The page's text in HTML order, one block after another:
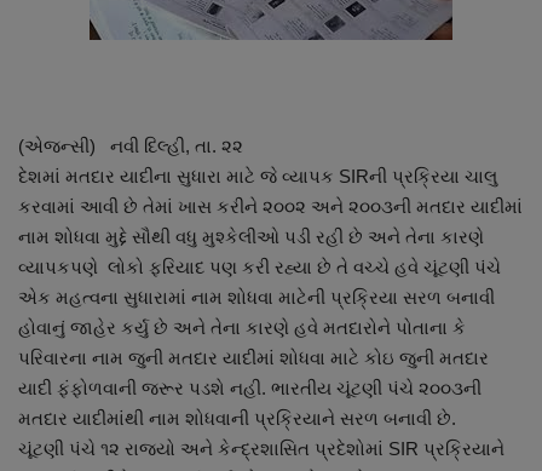
About Author
Dipotsav Special
આંતરરાષ્ટ્રીય
રાષ્ટ્રીય
ગુજરાત
જુનાગઢ
Support US
(એજન્સી) નવી દિલ્હી, તા. ૨૨
દેશમાં મતદાર યાદીના સુધારા માટે જે વ્યાપક SIRની પ્રક્રિયા ચાલુ
કરવામાં આવી છે તેમાં ખાસ કરીને ૨૦૦૨ અને ૨૦૦૩ની મતદાર યાદીમાં
નામ શોધવા મુદ્દે સૌથી વધુ મુશ્કેલીઓ પડી રહી છે અને તેના કારણે
વ્યાપકપણે લોકો ફરિયાદ પણ કરી રહ્યા છે તે વચ્ચે હવે ચૂંટણી પંચે
એક મહત્વના સુધારામાં નામ શોધવા માટેની પ્રક્રિયા સરળ બનાવી
હોવાનું જાહેર કર્યુ છે અને તેના કારણે હવે મતદારોને પોતાના કે
પરિવારના નામ જુની મતદાર યાદીમાં શોધવા માટે કોઇ જુની મતદાર
યાદી ફંફોળવાની જરૂર પડશે નહી. ભારતીય ચૂંટણી પંચે ૨૦૦૩ની
મતદાર યાદીમાંથી નામ શોધવાની પ્રક્રિયાને સરળ બનાવી છે.
ચૂંટણી પંચે ૧૨ રાજ્યો અને કેન્દ્રશાસિત પ્રદેશોમાં SIR પ્રક્રિયાને